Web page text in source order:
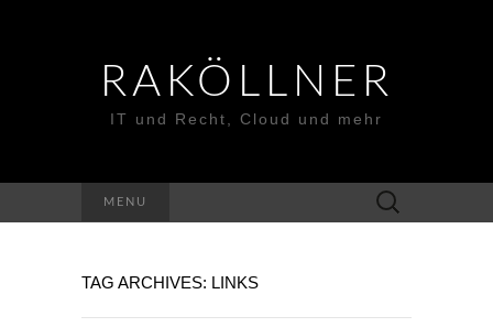
RAKÖLLNER
IT und Recht, Cloud und mehr
MENU
Suchen
nach:
TAG ARCHIVES: LINKS